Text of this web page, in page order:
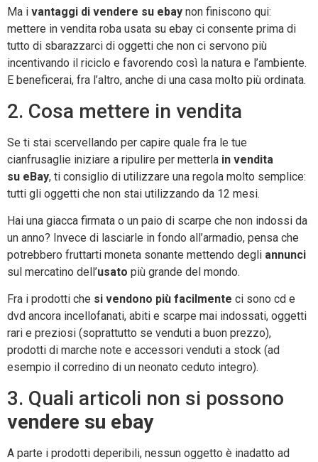
Ma i vantaggi di vendere su ebay non finiscono qui:
mettere in vendita roba usata su ebay ci consente prima di
tutto di sbarazzarci di oggetti che non ci servono più
incentivando il riciclo e favorendo così la natura e l’ambiente.
E beneficerai, fra l’altro, anche di una casa molto più ordinata.
2. Cosa mettere in vendita
Se ti stai scervellando per capire quale fra le tue
cianfrusaglie iniziare a ripulire per metterla in vendita
su eBay, ti consiglio di utilizzare una regola molto semplice:
tutti gli oggetti che non stai utilizzando da 12 mesi.
Hai una giacca firmata o un paio di scarpe che non indossi da
un anno? Invece di lasciarle in fondo all’armadio, pensa che
potrebbero fruttarti moneta sonante mettendo degli annunci
sul mercatino dell’usato più grande del mondo.
Fra i prodotti che si vendono più facilmente ci sono cd e
dvd ancora incellofanati, abiti e scarpe mai indossati, oggetti
rari e preziosi (soprattutto se venduti a buon prezzo),
prodotti di marche note e accessori venduti a stock (ad
esempio il corredino di un neonato ceduto integro).
3. Quali articoli non si possono
vendere su ebay
A parte i prodotti deperibili, nessun oggetto è inadatto ad